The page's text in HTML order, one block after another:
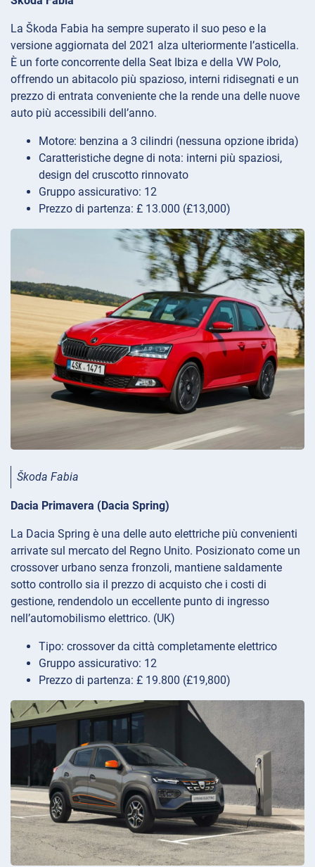
La Škoda Fabia ha sempre superato il suo peso e la
versione aggiornata del 2021 alza ulteriormente l’asticella.
È un forte concorrente della Seat Ibiza e della VW Polo,
offrendo un abitacolo più spazioso, interni ridisegnati e un
prezzo di entrata conveniente che la rende una delle nuove
auto più accessibili dell’anno.
Motore: benzina a 3 cilindri (nessuna opzione ibrida)
Caratteristiche degne di nota: interni più spaziosi,
design del cruscotto rinnovato
Gruppo assicurativo: 12
Prezzo di partenza: £ 13.000 (£13,000)
Škoda Fabia
Dacia Primavera (Dacia Spring)
La Dacia Spring è una delle auto elettriche più convenienti
arrivate sul mercato del Regno Unito. Posizionato come un
crossover urbano senza fronzoli, mantiene saldamente
sotto controllo sia il prezzo di acquisto che i costi di
gestione, rendendolo un eccellente punto di ingresso
nell’automobilismo elettrico. (UK)
Tipo: crossover da città completamente elettrico
Gruppo assicurativo: 12
Prezzo di partenza: £ 19.800 (£19,800)